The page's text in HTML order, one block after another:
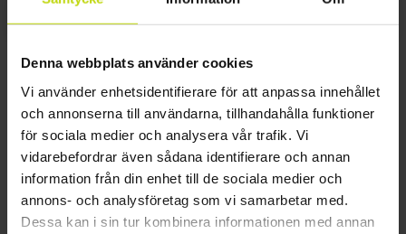
Denna webbplats använder cookies
Vi använder enhetsidentifierare för att anpassa innehållet
och annonserna till användarna, tillhandahålla funktioner
för sociala medier och analysera vår trafik. Vi
vidarebefordrar även sådana identifierare och annan
information från din enhet till de sociala medier och
annons- och analysföretag som vi samarbetar med.
Dessa kan i sin tur kombinera informationen med annan
Din sökning gav dessvärre inga eller för få
För att hitta bästa pris och paket kan du få fler
alternativ genom att ändra din sökning.
» Välj ny destination